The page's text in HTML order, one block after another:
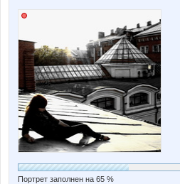
Портрет заполнен на 65 %